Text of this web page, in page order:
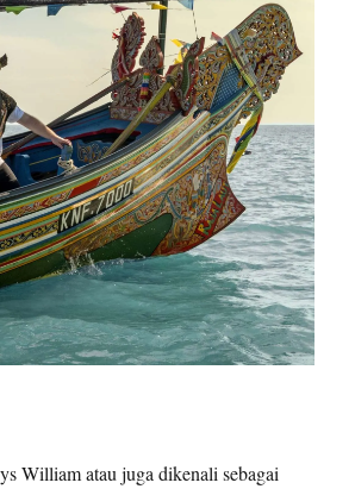
William atau juga dikenali sebagai